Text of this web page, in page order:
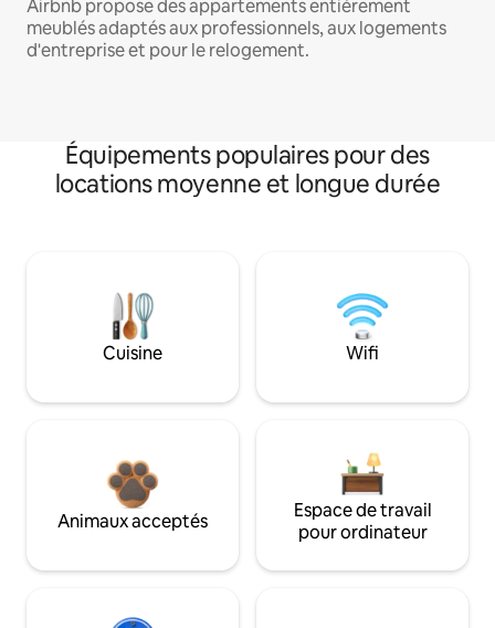
Airbnb propose des appartements entièrement
meublés adaptés aux professionnels, aux logements
d'entreprise et pour le relogement.
Équipements populaires pour des
locations moyenne et longue durée
Cuisine Wifi
Animaux acceptés
Espace de travail
pour ordinateur